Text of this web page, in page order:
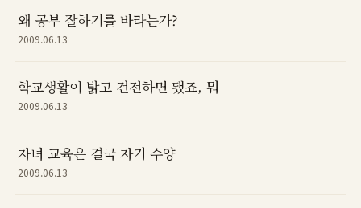
왜 공부 잘하기를 바라는가?
2009.06.13
학교생활이 밝고 건전하면 됐죠, 뭐
2009.06.13
자녀 교육은 결국 자기 수양
2009.06.13